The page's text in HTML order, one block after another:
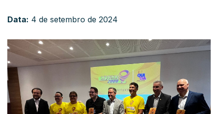
Data: 4 de setembro de 2024